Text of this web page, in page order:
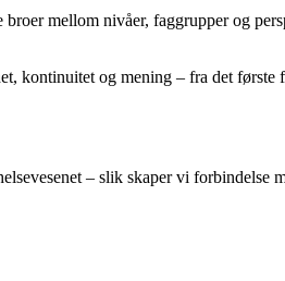
mellom nivåer, faggrupper og
kontinuitet og mening – fra det
– slik skaper vi forbindelse